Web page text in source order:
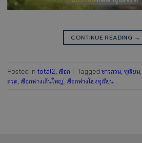
CONTINUE READING →
Posted in total2 เชือก Tagged ชาวสวน ทุเรียน
ลวด เชือกฟางเส้นใหญ่ เชือกฟางโยงทุเรียน